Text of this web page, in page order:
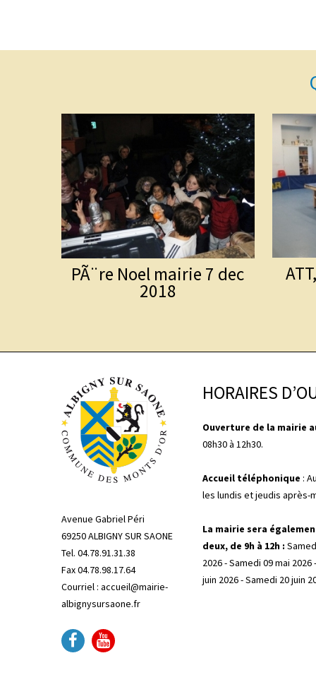
PÃ¨re Noel mairie 7 dec
2018
Avenue Gabriel Péri
69250 ALBIGNY SUR SAONE
Tel. 04.78.91.31.38
Fax 04.78.98.17.64
Courriel : accueil@mairie-
albignysursaone.fr
HORAIRES
Ouverture de la mairie
08h30 à 12h30.
Accueil téléphonique :
les lundis et jeudis après-
La mairie sera
deux, de 9h à 12h :
2026 - Samedi 09 mai
juin 2026 - Samedi 20 juin